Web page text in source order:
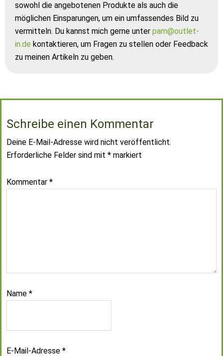
sowohl die angebotenen Produkte als auch die
möglichen Einsparungen, um ein umfassendes Bild zu
vermitteln. Du kannst mich gerne unter pam@outlet-
in.de kontaktieren, um Fragen zu stellen oder Feedback
zu meinen Artikeln zu geben.
Schreibe einen Kommentar
Deine E-Mail-Adresse wird nicht veröffentlicht.
Erforderliche Felder sind mit * markiert
Kommentar *
Name *
E-Mail-Adresse *